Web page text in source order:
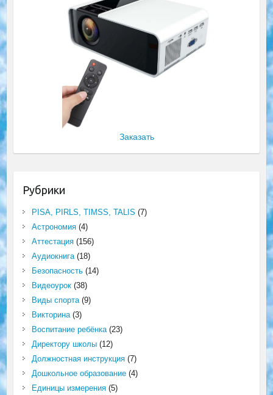
Заказать
Рубрики
PISA, PIRLS, TIMSS, TALIS (7)
Астрономия(4)
Аттестация(156)
Аудиокнига(18)
Безопасность(14)
Видеоурок(38)
Виды спорта(9)
Викторина(3)
Воспитание ребёнка(23)
Директору школы(12)
Должностная инструкция(7)
Дошкольное образование(4)
Единицы измерения(5)